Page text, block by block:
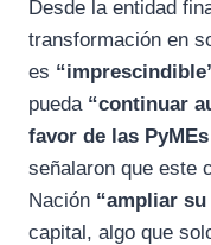
Desde la entidad
transformación en
es
pueda “continuar
favor de las
señalaron que este
Nación “ampliar su
capital, algo que